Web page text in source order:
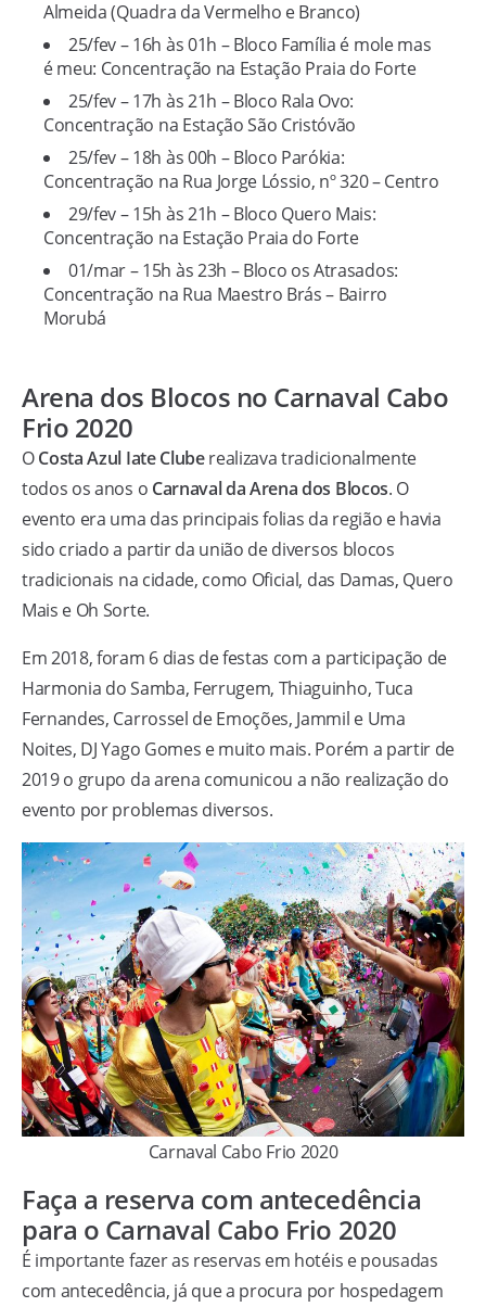
Almeida (Quadra da Vermelho e Branco)
25/fev – 16h às 01h – Bloco Família é mole mas
é meu: Concentração na Estação Praia do Forte
25/fev – 17h às 21h – Bloco Rala Ovo:
Concentração na Estação São Cristóvão
25/fev – 18h às 00h – Bloco Parókia:
Concentração na Rua Jorge Lóssio, nº 320 – Centro
29/fev – 15h às 21h – Bloco Quero Mais:
Concentração na Estação Praia do Forte
01/mar – 15h às 23h – Bloco os Atrasados:
Concentração na Rua Maestro Brás – Bairro
Morubá
Arena dos Blocos no Carnaval Cabo
Frio 2020
OCosta Azul Iate Cluberealizava tradicionalmente
todos os anos o Carnaval da Arena dos Blocos. O
evento era uma das principais folias da região e havia
sido criado a partir da união de diversos blocos
tradicionais na cidade, como Oficial, das Damas, Quero
Mais e Oh Sorte.
Em 2018, foram 6 dias de festas com a participação de
Harmonia do Samba, Ferrugem, Thiaguinho, Tuca
Fernandes, Carrossel de Emoções, Jammil e Uma
Noites, DJ Yago Gomes e muito mais. Porém a partir de
2019 o grupo da arena comunicou a não realização do
evento por problemas diversos.
Carnaval Cabo Frio 2020
Faça a reserva com antecedência
para o Carnaval Cabo Frio 2020
É importante fazer as reservas em hotéis e pousadas
com antecedência, já que a procura por hospedagem